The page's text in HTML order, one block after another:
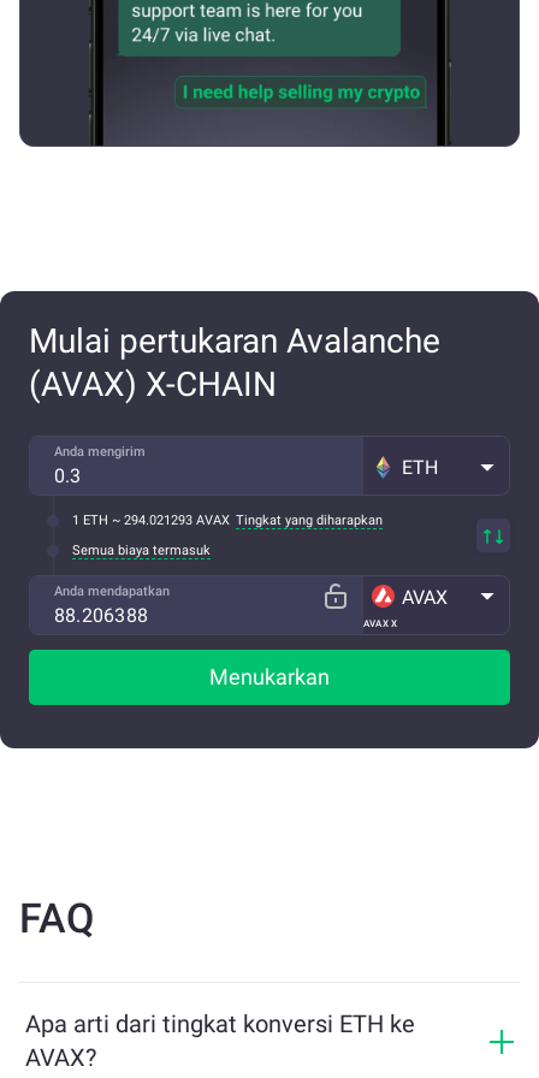
Mulai pertukaran Avalanche
(AVAX) X-CHAIN
Anda mengirim
ETH
1 ETH ~ 294.021293 AVAX Tingkat yang diharapkan
Semua biaya termasuk
Anda mendapatkan
AVAX X
AVAX
Menukarkan
FAQ
Apa arti dari tingkat konversi ETH ke
AVAX?